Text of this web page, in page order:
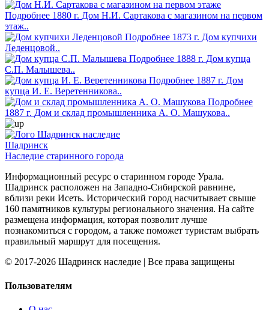
Подробнее 1880 г. Дом Н.И. Сартакова с магазином на первом
этаж..
Подробнее 1873 г. Дом купчихи
Леденцовой..
Подробнее 1888 г. Дом купца
С.П. Малышева..
Подробнее 1887 г. Дом
купца И. Е. Веретенникова..
Подробнее
1887 г. Дом и склад промышленника А. О. Машукова..
Шадринск
Наследие старинного города
Информационный ресурс о старинном городе Урала.
Шадринск расположен на Западно-Сибирской равнине,
вблизи реки Исеть. Исторический город насчитывает свыше
160 памятников культуры регионального значения. На сайте
размещена информация, которая позволит лучше
познакомиться с городом, а также поможет туристам выбрать
правильный маршрут для посещения.
© 2017-2026 Шадринск наследие | Все права защищены
Пользователям